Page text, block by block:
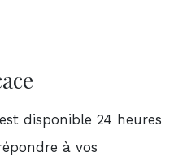
disponible 24 heures
à vos